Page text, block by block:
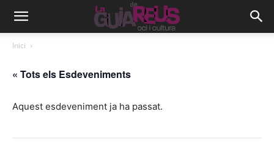
Inici
« Tots els Esdeveniments
Aquest esdeveniment ja ha passat.